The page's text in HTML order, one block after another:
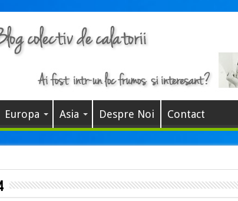
Europa Asia Despre Noi Contact